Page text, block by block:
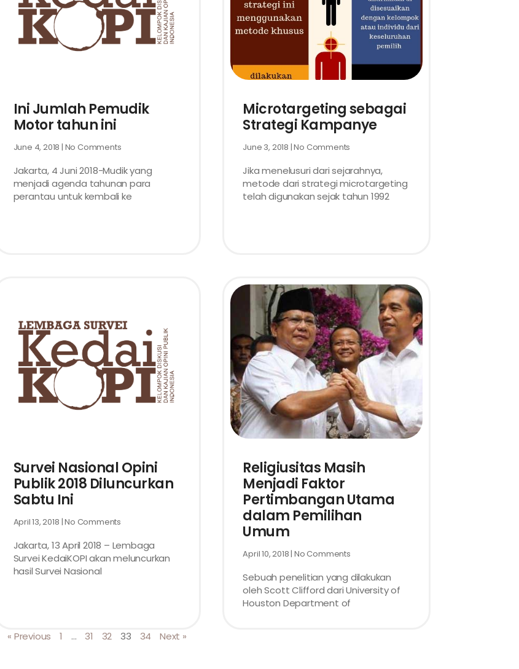
Ini Jumlah Pemudik
Motor tahun ini
June 4, 2018 No Comments
Jakarta, 4 Juni 2018-Mudik yang
menjadi agenda tahunan para
perantau untuk kembali ke
Microtargeting sebagai
Strategi Kampanye
June 3, 2018 No Comments
Jika menelusuri dari sejarahnya,
metode dari strategi microtargeting
telah digunakan sejak tahun 1992
Survei Nasional Opini
Publik 2018 Diluncurkan
Sabtu Ini
April 13, 2018 No Comments
Jakarta, 13 April 2018 – Lembaga
Survei KedaiKOPI akan meluncurkan
hasil Survei Nasional
Religiusitas Masih
Menjadi Faktor
Pertimbangan Utama
dalam Pemilihan
Umum
April 10, 2018 No Comments
Sebuah penelitian yang dilakukan
oleh Scott Clifford dari University of
Houston Department of
« Previous 1 … 31 32 33 34 Next »